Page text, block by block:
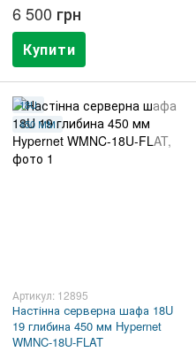
6 500 грн
Купити
18U
450 ММ
Артикул: 12895
Настінна серверна шафа 18U
19 глибина 450 мм Hypernet
WMNC-18U-FLAT